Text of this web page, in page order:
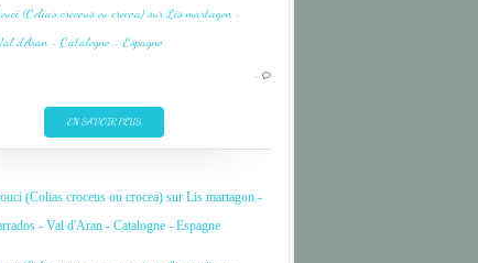
FLEUR
…
EN SAVOIR PLUS
(Colias croceus ou crocea) sur Lis martagon -
- Val d'Aran - Catalogne - Espagne